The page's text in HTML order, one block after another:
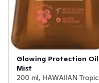
Glowing Protection Oil
Mist
200 ml, HAWAIIAN Tropic